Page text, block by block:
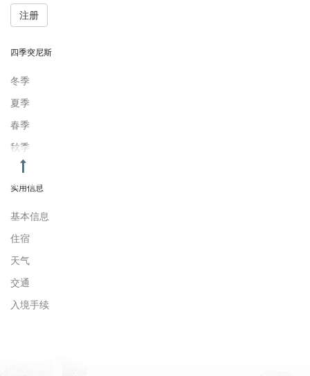
注册
四季突尼斯
冬季
夏季
春季
秋季
实用信息
基本信息
住宿
天气
交通
入境手续